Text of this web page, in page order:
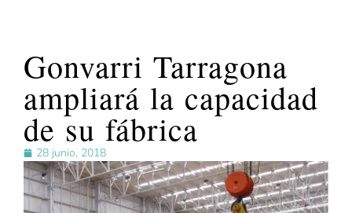
Gonvarri Tarragona
ampliará la capacidad
de su fábrica
28 junio, 2018